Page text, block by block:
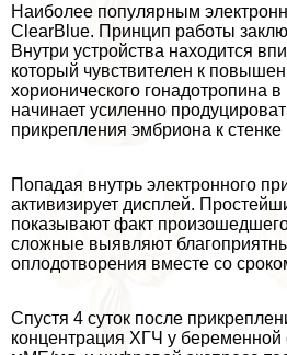
Наиболее популярным
ClearBlue. Принцип работы
Внутри устройства находится
который чувствителен к
хорионического гонадотропина
начинает усиленно
прикрепления эмбриона к стенке
Попадая внутрь электронного
активизирует дисплей.
показывают факт
сложные выявляют
оплодотворения вместе со
Спустя 4 суток после
концентрация ХГЧ у беременной